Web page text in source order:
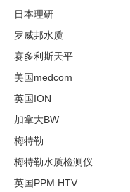
日本理研
罗威邦水质
赛多利斯天平
美国medcom
英国ION
加拿大BW
梅特勒
梅特勒水质检测仪
英国PPM HTV